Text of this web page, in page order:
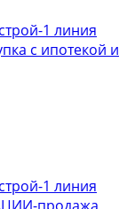
1 линия
с ипотекой и
1 линия